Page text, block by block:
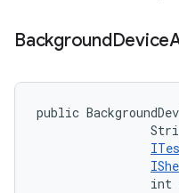
BackgroundDevice
public
int